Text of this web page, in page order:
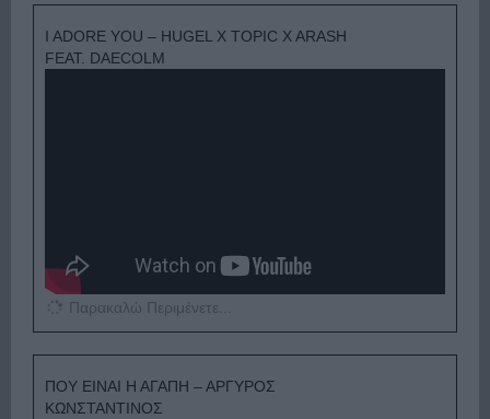
I ADORE YOU – HUGEL X TOPIC X ARASH
FEAT. DAECOLM
Παρακαλώ Περιμένετε...
ΠΟΥ ΕΙΝΑΙ Η ΑΓΑΠΗ – ΑΡΓΥΡΟΣ
ΚΩΝΣΤΑΝΤΙΝΟΣ